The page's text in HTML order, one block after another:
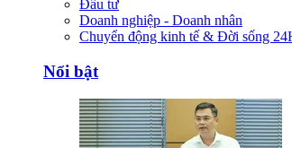
Đầu tư
Doanh nghiệp - Doanh nhân
Chuyển động kinh tế & Đời sống
Nổi bật